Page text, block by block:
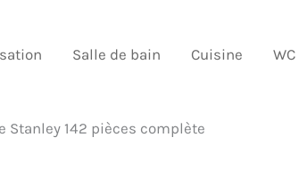
Salle de bain Cuisine WC
Stanley 142 pièces complète